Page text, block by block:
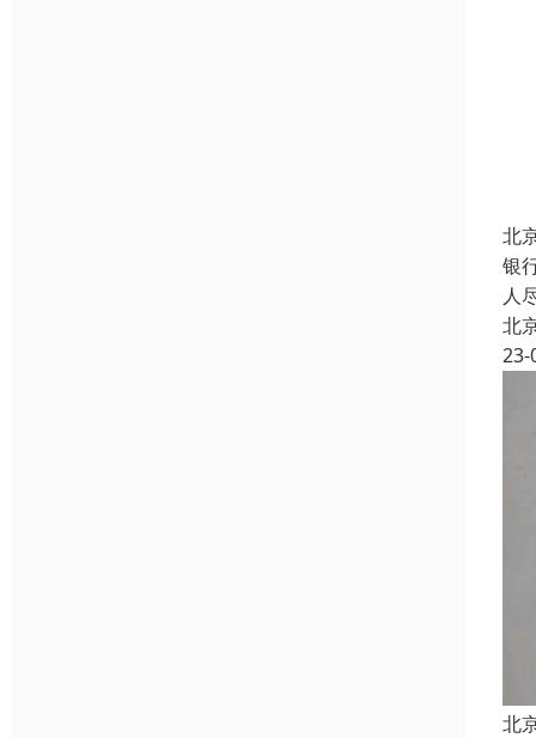
北
银
人
北
23-
北